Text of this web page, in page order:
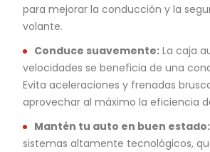
para mejorar la conducción y la
volante.
Conduce suavemente: La caja
velocidades se beneficia de una
Evita aceleraciones y frenadas
aprovechar al máximo la eficiencia
Mantén tu auto en buen estado:
sistemas altamente tecnológicos,